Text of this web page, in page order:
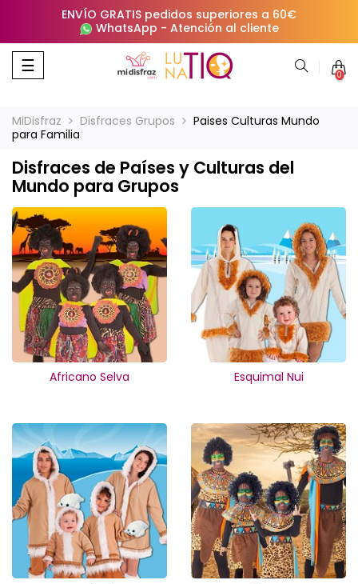
ENVÍO GRATIS pedidos superiores a 60€
WhatsApp - Atención al cliente
Navegación
de
☰ 0
MiDisfraz Disfraces Grupos
Paises Culturas Mundo
para Familia
Disfraces de Países y Culturas del
Mundo para Grupos
Africano Selva Esquimal Nui